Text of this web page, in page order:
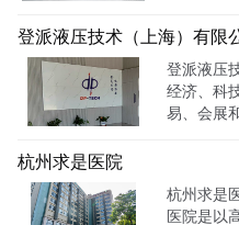
功案例。
级数字化
专业度。
数已达到
登派液压技术（上海）有限
登派液压
经济、科
易、会展
网全网曝
杭州求是医院
杭州求是
医院是以